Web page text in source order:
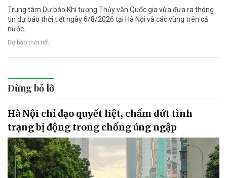
Trung tâm Dự báo Khí tượng Thủy văn Quốc gia vừa đưa ra thông
tin dự báo thời tiết ngày 6/8/2026 tại Hà Nội và các vùng trên cả
nước.
Dự báo thời tiết
Đừng bỏ lỡ
Hà Nội chỉ đạo quyết liệt, chấm dứt tình
trạng bị động trong chống úng ngập